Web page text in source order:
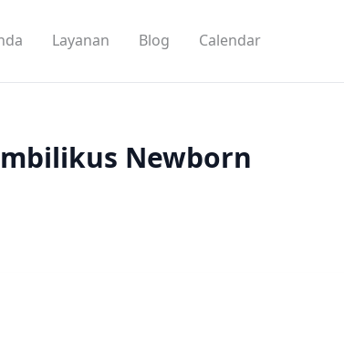
Layanan Blog Calendar
Newborn